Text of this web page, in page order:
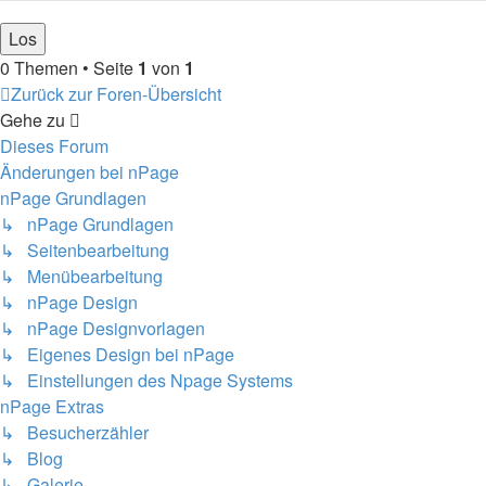
0 Themen • Seite 1 von 1
Zurück zur Foren-Übersicht
Gehe zu
Dieses Forum
Änderungen bei nPage
nPage Grundlagen
↳ nPage Grundlagen
↳ Seitenbearbeitung
↳ Menübearbeitung
↳ nPage Design
↳ nPage Designvorlagen
↳ Eigenes Design bei nPage
↳ Einstellungen des Npage Systems
nPage Extras
↳ Besucherzähler
↳ Blog